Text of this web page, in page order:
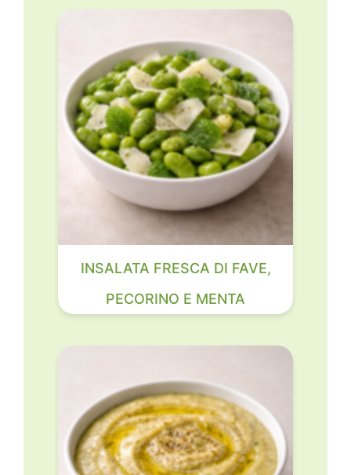
INSALATA FRESCA DI FAVE,
PECORINO E MENTA